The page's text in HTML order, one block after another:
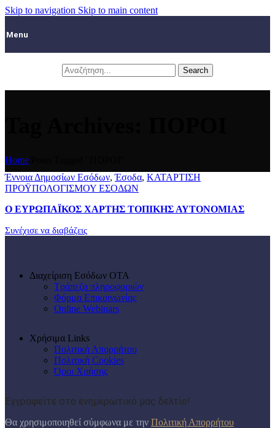
Skip to navigation Skip to main content
Menu
Search
Home
Έννοια Δημοσίων Εσόδων,Έσοδα, ΚΑΤΑΡΤΙΣΗ
ΠΡΟΫΠΟΛΟΓΙΣΜΟΥ ΕΣΟΔΩΝ
Ο ΕΥΡΩΠΑΪΚΟΣ ΧΑΡΤΗΣ ΤΟΠΙΚΗΣ ΑΥΤΟΝΟΜΙΑΣ
Συνέχισε να διαβάζεις
Διαχείριση Εσόδων ΟΤΑ
Τράπεζα πληροφοριών
Φόρμα Επικοινωνίας
Online Webinars
Χρήσιμα Links
Πολιτική Απορρήτου
Πολιτική Cookies
Όροι Χρήσης
Εγγραφείτε στο ενημερωτικό μας δελτίο!
Θα χρησιμοποιηθεί σύμφωνα με την Πολιτική Απορρήτου